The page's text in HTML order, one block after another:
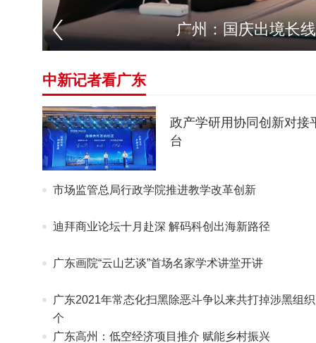
广州：国庆出境长
中新记者看广东
政产学研用协同创新对接
台
市场监管总局行政学院推进教学改革创新
迪拜商业论坛十月赴深 解码科创出海新路径
广东画院“云山艺谈”首场名家学术讲堂开讲
广东2021年常态化扫黑除恶斗争以来共打掉涉黑组
个
广东高州：低空经济项目推介 赋能乡村振兴